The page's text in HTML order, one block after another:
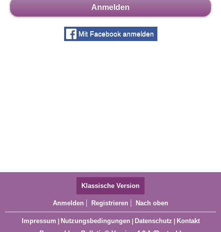
Anmelden
Mit Facebook anmelden
Klassische Version
Anmelden Registrieren Nach oben
Impressum Nutzungsbedingungen Datenschutz
Kontakt